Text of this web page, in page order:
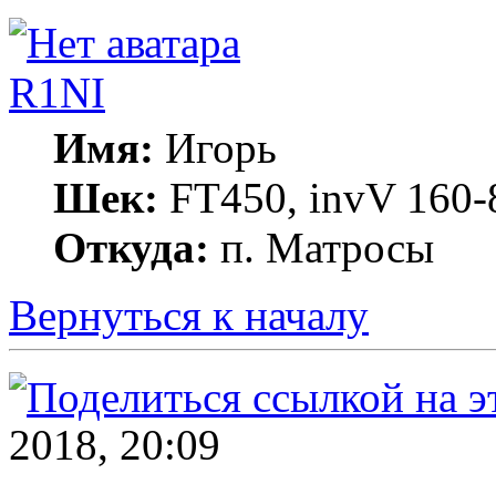
R1NI
Имя: Игорь
Шек: FT450, invV
Откуда: п. Матросы
Вернуться к началу
2018, 20:09